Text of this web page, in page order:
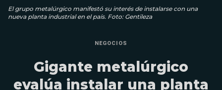
El grupo metalúrgico manifestó su interés de instalarse con una
nueva planta industrial en el país. Foto: Gentileza
NEGOCIOS
Gigante metalúrgico
evalúa instalar una planta